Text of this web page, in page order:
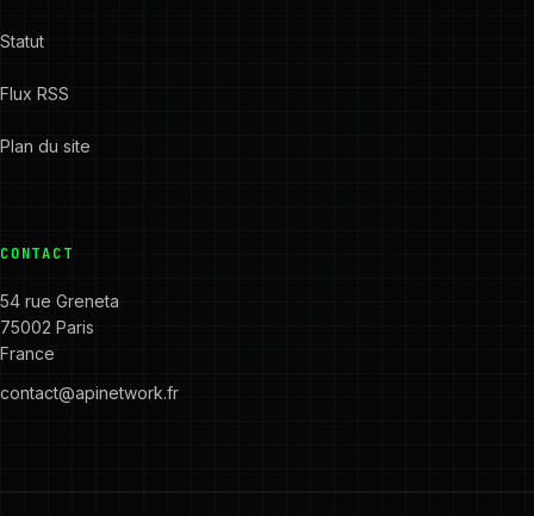
Statut
Flux RSS
Plan du site
CONTACT
54 rue Greneta
75002 Paris
France
contact@apinetwork.fr